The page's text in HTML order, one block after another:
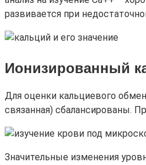
развивается при
Ионизированный
Для оценки кальциевого
связанная) сбалансированы.
Значительные изменения